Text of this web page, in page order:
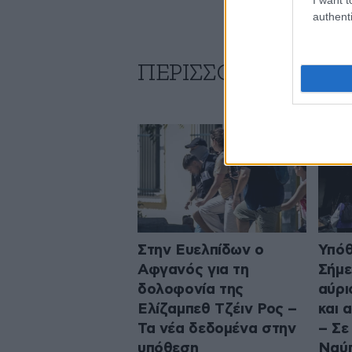
ΠΕΡΙΣΣΟΤΕΡΑ
Στην Ευελπίδων ο
Αφγανός για τη
δολοφονία της
Ελίζαμπεθ Τζέιν Ρος –
Τα νέα δεδομένα στην
υπόθεση
και
– Σε